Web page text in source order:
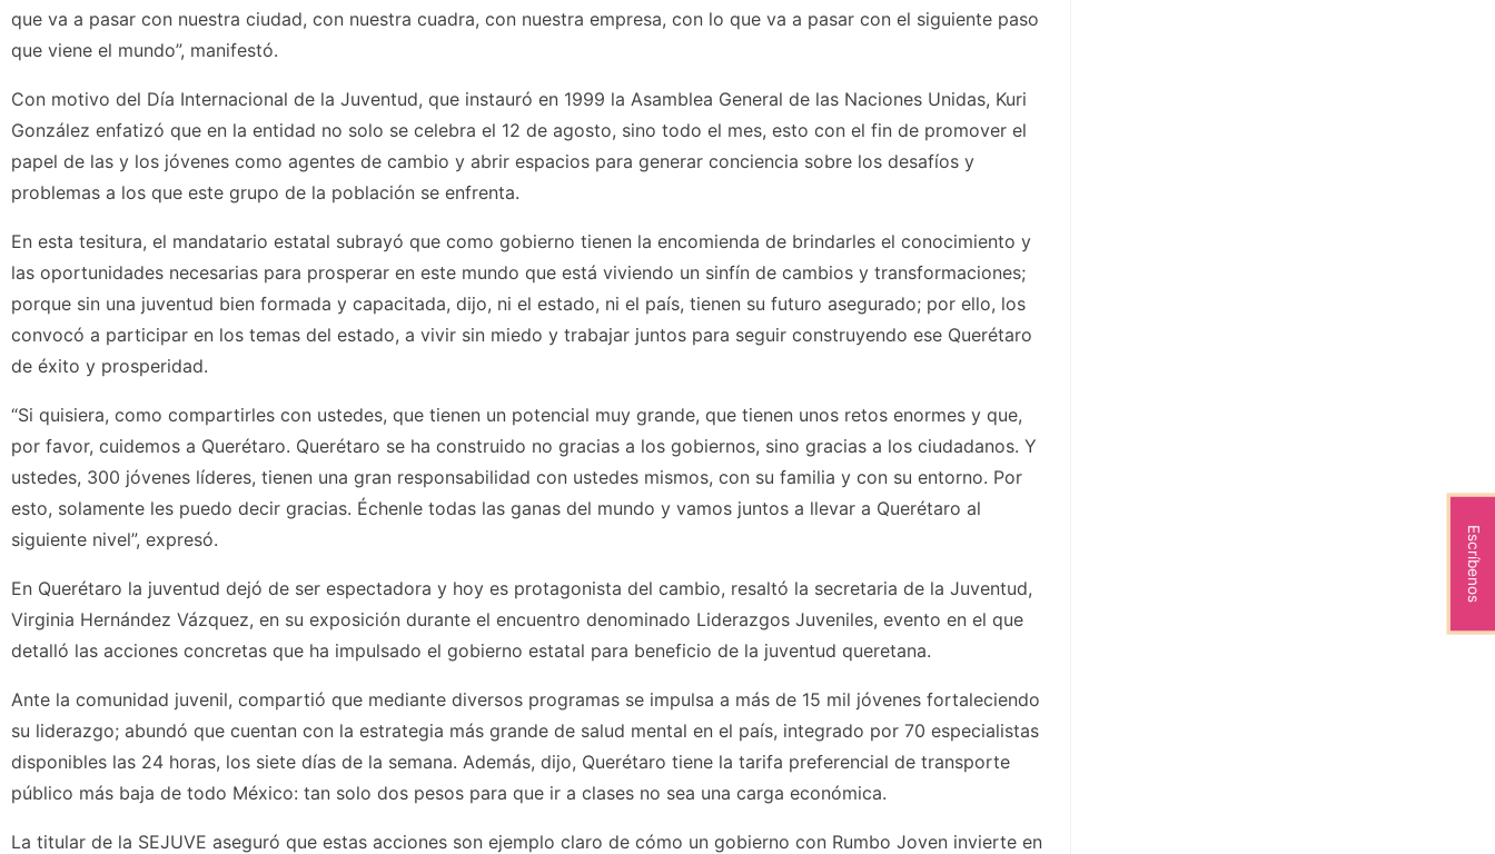
que va a pasar con nuestra ciudad, con nuestra cuadra, con nuestra empresa, con lo que va a pasar con el siguiente paso
que viene el mundo”, manifestó.
Con motivo del Día Internacional de la Juventud, que instauró en 1999 la Asamblea General de las Naciones Unidas, Kuri
González enfatizó que en la entidad no solo se celebra el 12 de agosto, sino todo el mes, esto con el fin de promover el
papel de las y los jóvenes como agentes de cambio y abrir espacios para generar conciencia sobre los desafíos y
problemas a los que este grupo de la población se enfrenta.
En esta tesitura, el mandatario estatal subrayó que como gobierno tienen la encomienda de brindarles el conocimiento y
las oportunidades necesarias para prosperar en este mundo que está viviendo un sinfín de cambios y transformaciones;
porque sin una juventud bien formada y capacitada, dijo, ni el estado, ni el país, tienen su futuro asegurado; por ello, los
convocó a participar en los temas del estado, a vivir sin miedo y trabajar juntos para seguir construyendo ese Querétaro
de éxito y prosperidad.
“Si quisiera, como compartirles con ustedes, que tienen un potencial muy grande, que tienen unos retos enormes y que,
por favor, cuidemos a Querétaro. Querétaro se ha construido no gracias a los gobiernos, sino gracias a los ciudadanos. Y
ustedes, 300 jóvenes líderes, tienen una gran responsabilidad con ustedes mismos, con su familia y con su entorno. Por
esto, solamente les puedo decir gracias. Échenle todas las ganas del mundo y vamos juntos a llevar a Querétaro al
siguiente nivel”, expresó.
En Querétaro la juventud dejó de ser espectadora y hoy es protagonista del cambio, resaltó la secretaria de la Juventud,
Virginia Hernández Vázquez, en su exposición durante el encuentro denominado Liderazgos Juveniles, evento en el que
detalló las acciones concretas que ha impulsado el gobierno estatal para beneficio de la juventud queretana.
Ante la comunidad juvenil, compartió que mediante diversos programas se impulsa a más de 15 mil jóvenes fortaleciendo
su liderazgo; abundó que cuentan con la estrategia más grande de salud mental en el país, integrado por 70 especialistas
disponibles las 24 horas, los siete días de la semana. Además, dijo, Querétaro tiene la tarifa preferencial de transporte
público más baja de todo México: tan solo dos pesos para que ir a clases no sea una carga económica.
La titular de la SEJUVE aseguró que estas acciones son ejemplo claro de cómo un gobierno con Rumbo Joven invierte en
Escríbenos